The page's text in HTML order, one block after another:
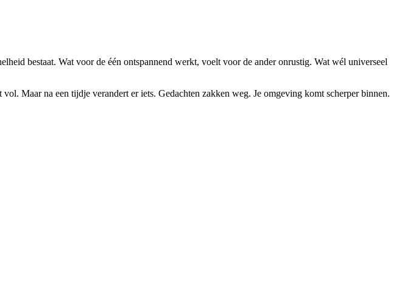
bestaat. Wat voor de één ontspannend werkt, voelt voor de ander onrustig. Wat wél universeel
Maar na een tijdje verandert er iets. Gedachten zakken weg. Je omgeving komt scherper binnen.